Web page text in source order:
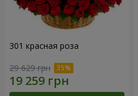
301 красная роза
29 629 грн